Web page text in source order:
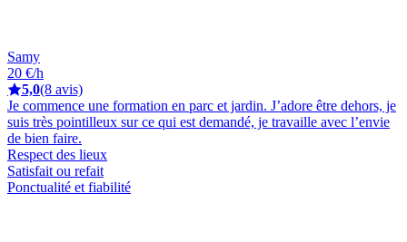
Samy
20 €/h
5,0(8 avis)
Je commence une formation en parc et jardin. J’adore être dehors, je
suis très pointilleux sur ce qui est demandé, je travaille avec l’envie
de bien faire.
Respect des lieux
Satisfait ou refait
Ponctualité et fiabilité